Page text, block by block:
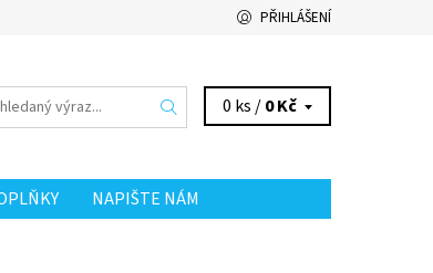
PŘIHLÁŠENÍ
0 ks /0 Kč
NAPIŠTE NÁM